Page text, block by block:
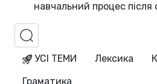
навчальний процес після
УСІ ТЕМИ Лексика
Граматика